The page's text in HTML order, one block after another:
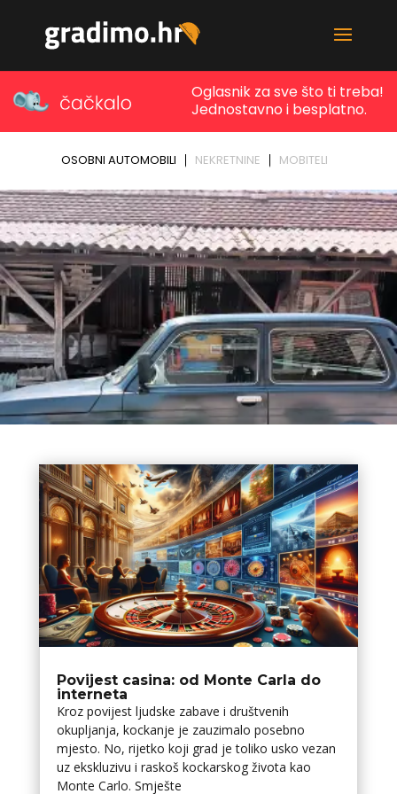
Povijest casina: od Monte Carla do
interneta
Kroz povijest ljudske zabave i društvenih
okupljanja, kockanje je zauzimalo posebno
mjesto. No, rijetko koji grad je toliko usko vezan
uz ekskluzivu i raskoš kockarskog života kao
Monte Carlo. Smješte